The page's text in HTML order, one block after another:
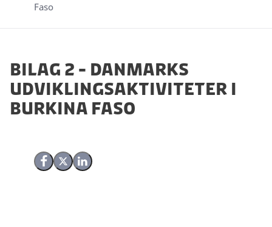
Faso
Bilag 2 - Danmarks
udviklingsaktiviteter i
Burkina Faso
Del på Facebook
Del på X (Twitter)
Del på LinkedIn